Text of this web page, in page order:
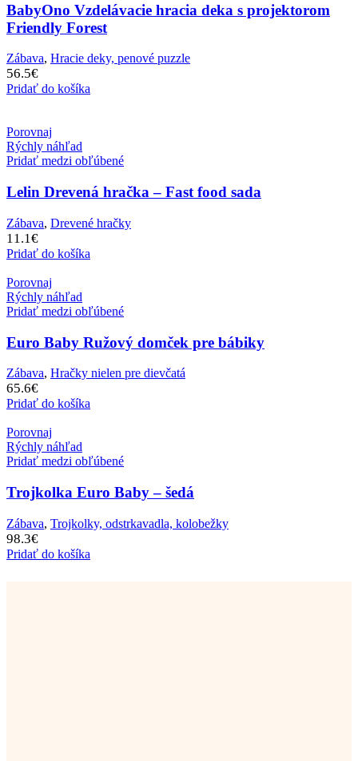
BabyOno Vzdelávacie hracia deka s projektorom
Friendly Forest
Zábava, Hracie deky, penové puzzle
56.5€
Pridať do košíka
Porovnaj
Rýchly náhľad
Pridať medzi obľúbené
Lelin Drevená hračka – Fast food sada
Zábava, Drevené hračky
11.1€
Pridať do košíka
Porovnaj
Rýchly náhľad
Pridať medzi obľúbené
Euro Baby Ružový domček pre bábiky
Zábava, Hračky nielen pre dievčatá
65.6€
Pridať do košíka
Porovnaj
Rýchly náhľad
Pridať medzi obľúbené
Trojkolka Euro Baby – šedá
Zábava, Trojkolky, odstrkavadla, kolobežky
98.3€
Pridať do košíka